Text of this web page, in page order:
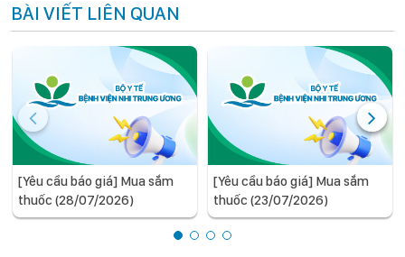
BÀI VIẾT LIÊN QUAN
[Yêu cầu báo giá] Mua sắm
thuốc (28/07/2026)
[Yêu cầu báo giá] Mua sắm
thuốc (23/07/2026)